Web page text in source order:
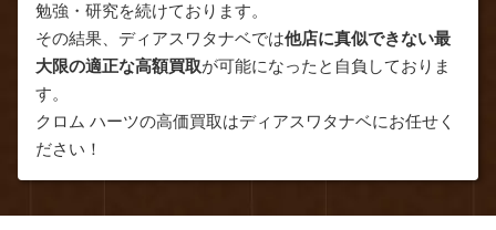
勉強・研究を続けております。
その結果、ディアスワタナベでは他店に真似できない最
大限の適正な高額買取が可能になったと自負しておりま
す。
クロム ハーツの高価買取はディアスワタナベにお任せく
ださい！